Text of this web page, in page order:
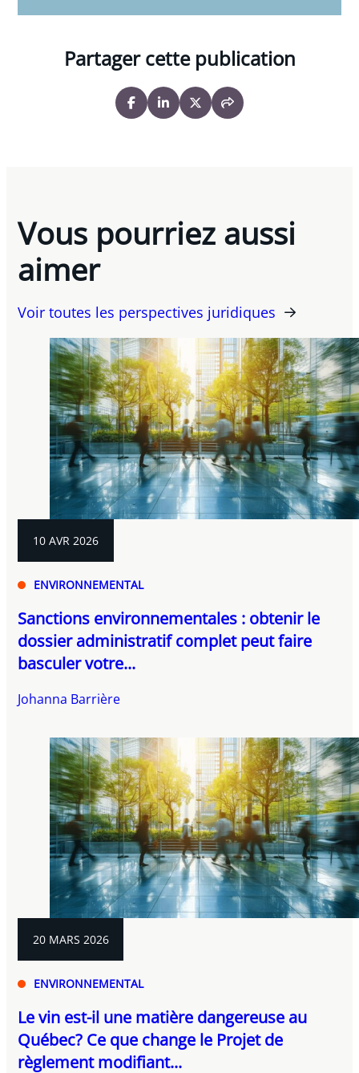
Partager cette publication
Vous pourriez aussi
aimer
Voir toutes les perspectives juridiques
10 AVR 2026
ENVIRONNEMENTAL
Sanctions environnementales : obtenir le
dossier administratif complet peut faire
basculer votre...
Johanna Barrière
20 MARS 2026
ENVIRONNEMENTAL
Le vin est-il une matière dangereuse au
Québec? Ce que change le Projet de
règlement modifiant...